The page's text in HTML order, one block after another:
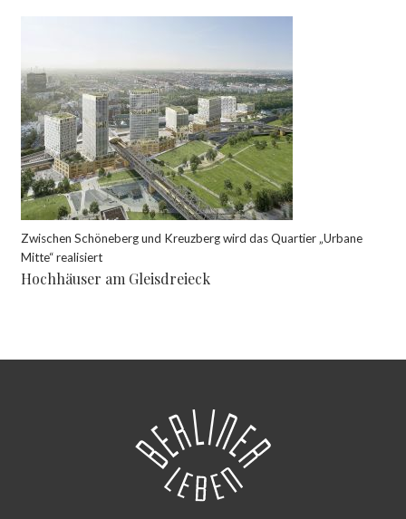
Zwischen Schöneberg und Kreuzberg wird das Quartier „Urbane
Mitte“ realisiert
Hochhäuser am Gleisdreieck